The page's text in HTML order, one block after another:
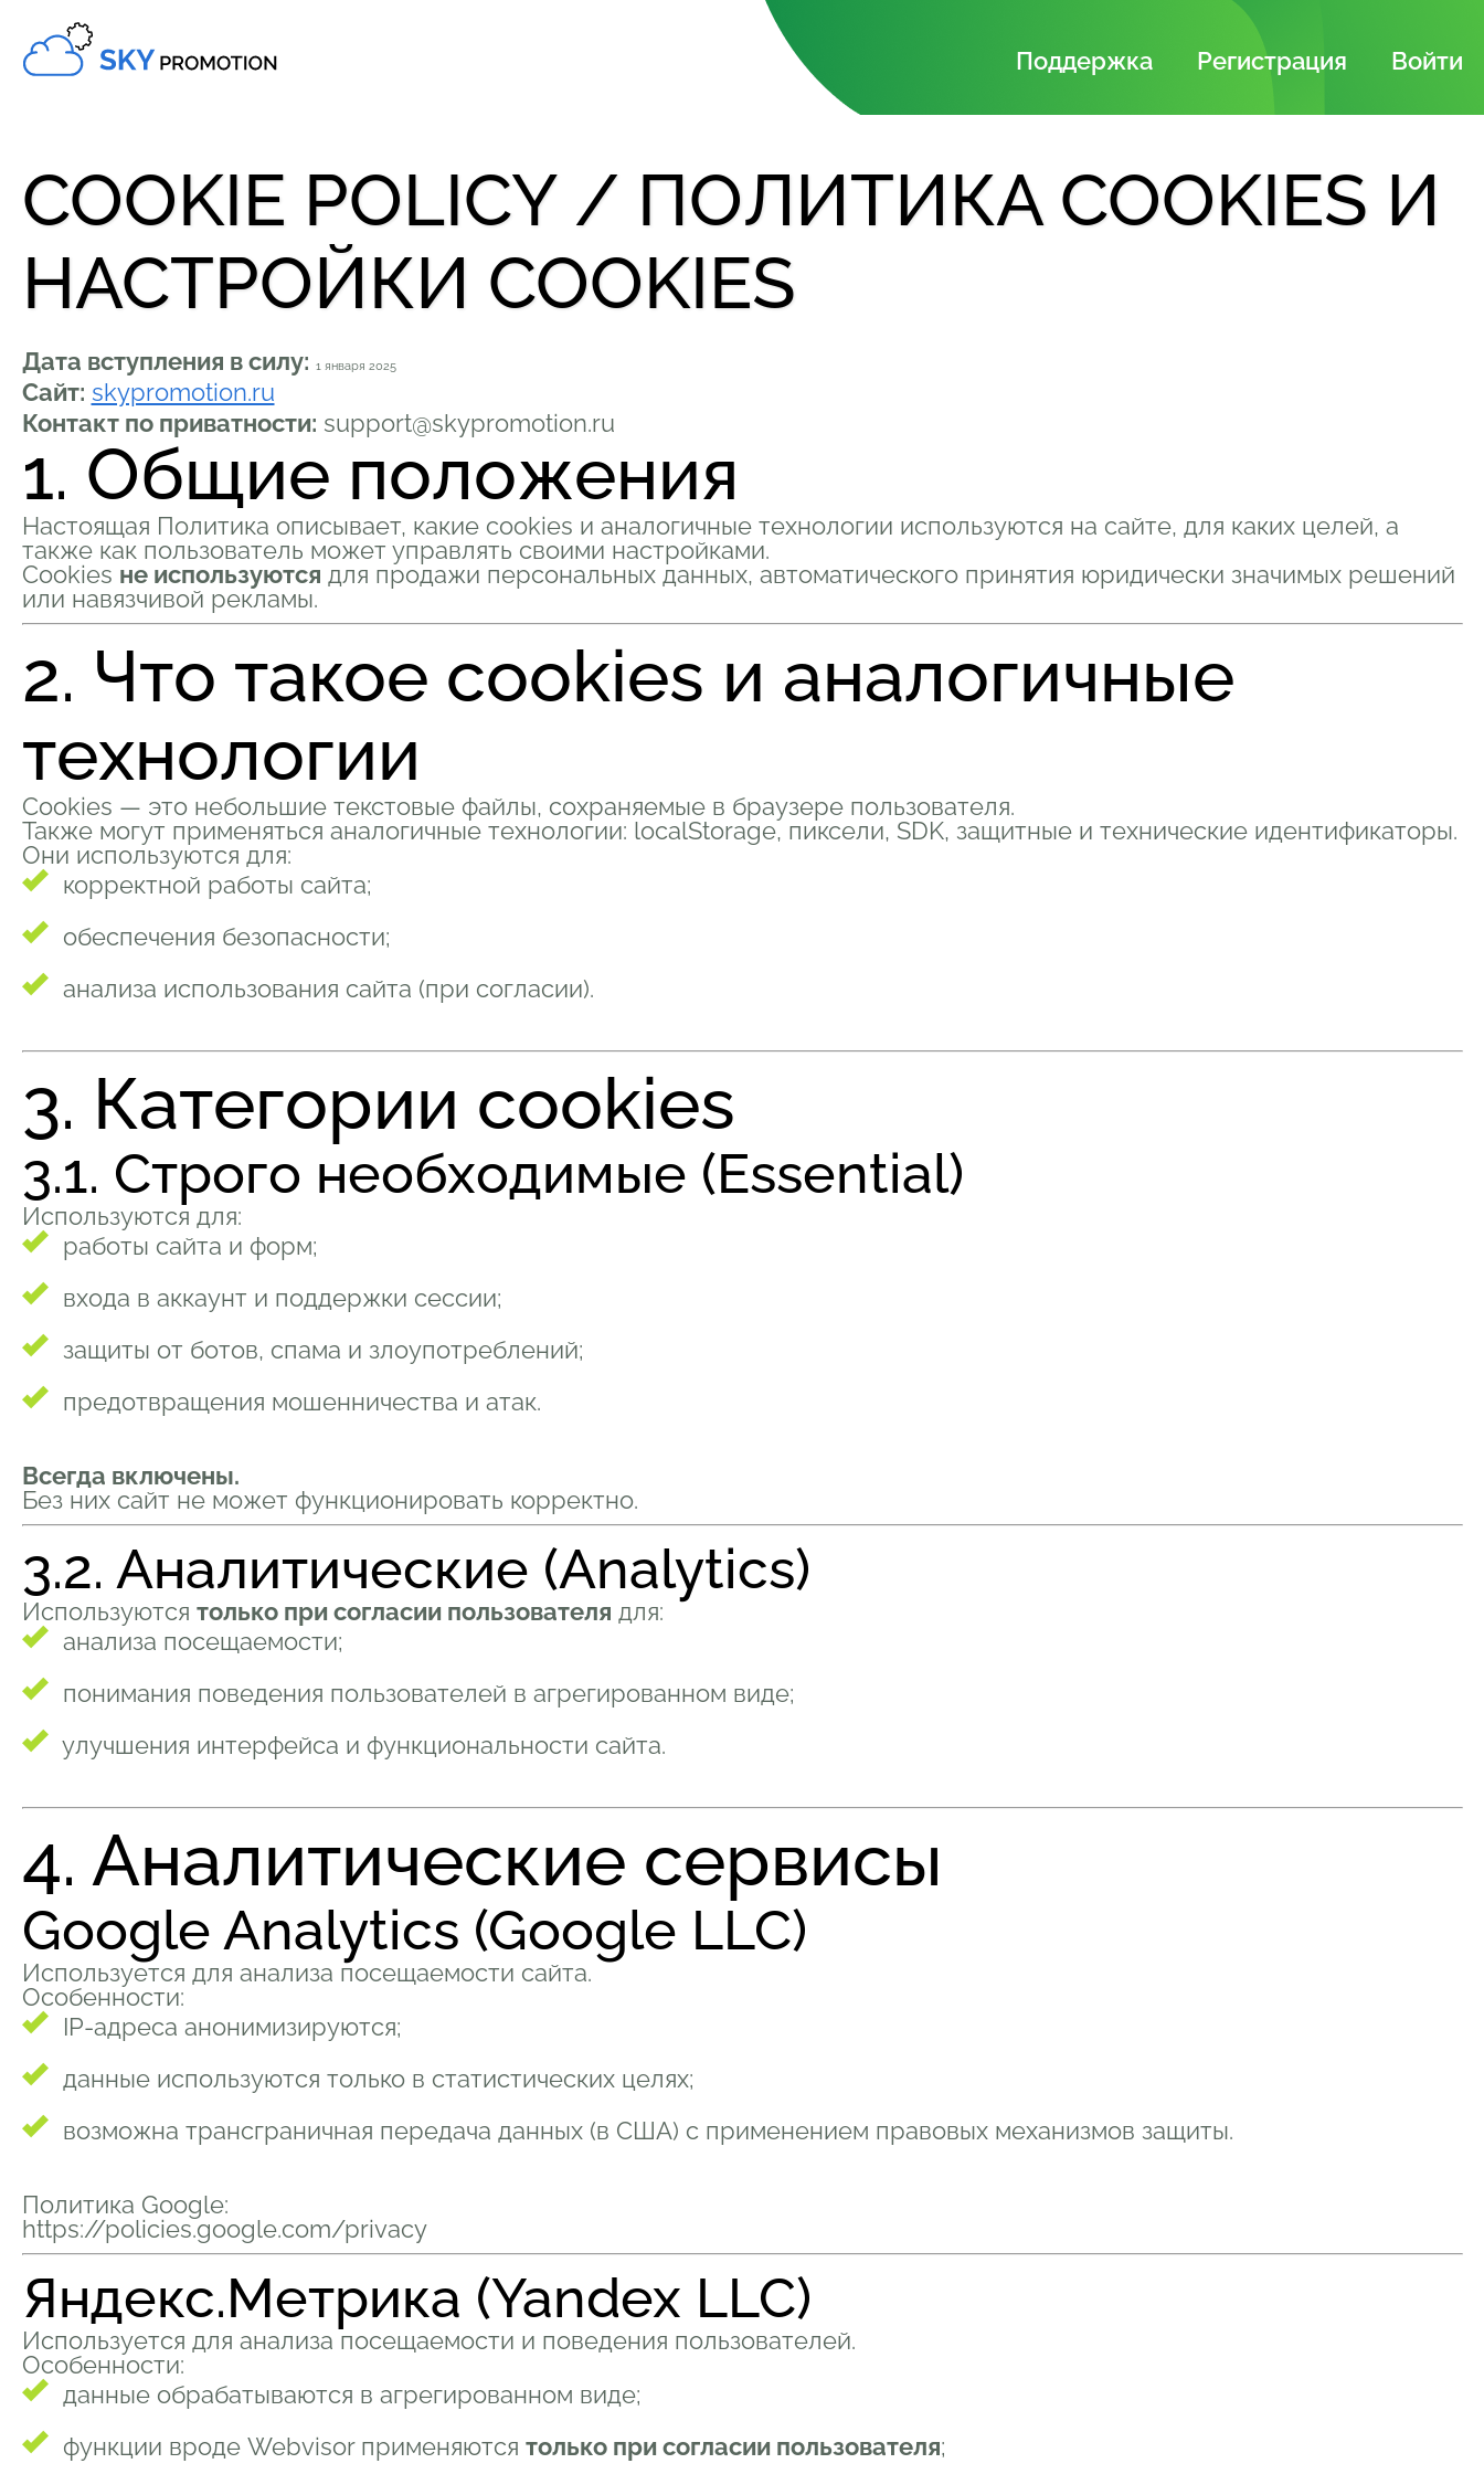
Поддержка Регистрация Войти
COOKIE POLICY / ПОЛИТИКА COOKIES И
НАСТРОЙКИ COOKIES
Дата вступления в силу: 1 января 2025
Сайт: skypromotion.ru
Контакт по приватности: support@skypromotion.ru
1. Общие положения
Настоящая Политика описывает, какие cookies и аналогичные технологии используются на сайте, для каких целей, а
также как пользователь может управлять своими настройками.
Cookies не используются для продажи персональных данных, автоматического принятия юридически значимых решений
или навязчивой рекламы.
2. Что такое cookies и аналогичные
технологии
Cookies — это небольшие текстовые файлы, сохраняемые в браузере пользователя.
Также могут применяться аналогичные технологии: localStorage, пиксели, SDK, защитные и технические идентификаторы.
Они используются для:
корректной работы сайта;
обеспечения безопасности;
анализа использования сайта (при согласии).
3. Категории cookies
3.1. Строго необходимые (Essential)
Используются для:
работы сайта и форм;
входа в аккаунт и поддержки сессии;
защиты от ботов, спама и злоупотреблений;
предотвращения мошенничества и атак.
Всегда включены.
Без них сайт не может функционировать корректно.
3.2. Аналитические (Analytics)
Используются только при согласии пользователя для:
анализа посещаемости;
понимания поведения пользователей в агрегированном виде;
улучшения интерфейса и функциональности сайта.
4. Аналитические сервисы
Google Analytics (Google LLC)
Используется для анализа посещаемости сайта.
Особенности:
IP-адреса анонимизируются;
данные используются только в статистических целях;
возможна трансграничная передача данных (в США) с применением правовых механизмов защиты.
Политика Google:
https://policies.google.com/privacy
Яндекс.Метрика (Yandex LLC)
Используется для анализа посещаемости и поведения пользователей.
Особенности:
данные обрабатываются в агрегированном виде;
функции вроде Webvisor применяются только при согласии пользователя;